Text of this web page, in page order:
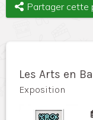
Partager cette
Les Arts en
Exposition